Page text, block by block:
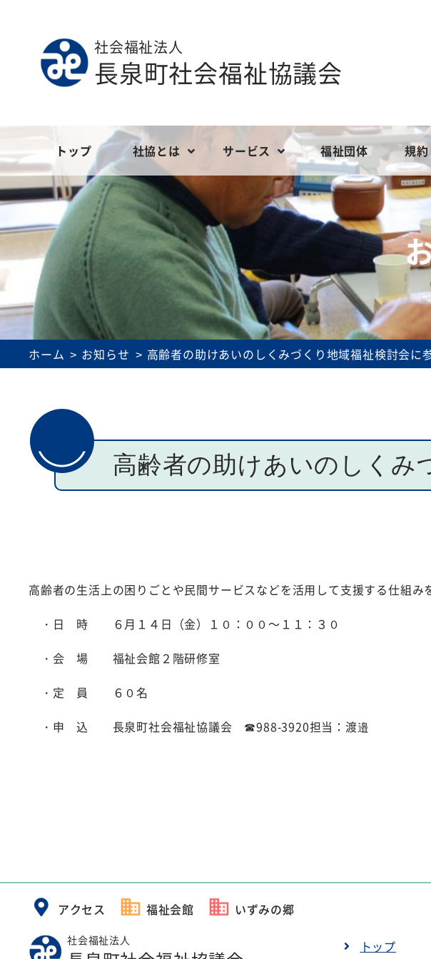
社会福祉法人
長泉町社会福祉協議会
トップ 社協とは
ごあいさつ 社会福祉協議会とは 社
長泉町社会福祉協議会の財政
サービス
地域福祉 ボランティア
福祉団体 規
定款等 現況報告
理事会・評議員会議事録 介護事業所運営規程等
ホーム お知らせ 高齢者の助けあいのしくみづくり地域福祉検討会に
高齢者の助けあいのしくみ
高齢者の生活上の困りごとや民間サービスなどを活用して支援する仕組み
・日 時 ６月１４日（金）１０：００～１１：３０
・会 場 福祉会館２階研修室
・定 員 ６０名
・申 込 長泉町社会福祉協議会 ☎988-3920担当：渡邉
アクセス 福祉会館 いずみの郷
社会福祉法人 トップ